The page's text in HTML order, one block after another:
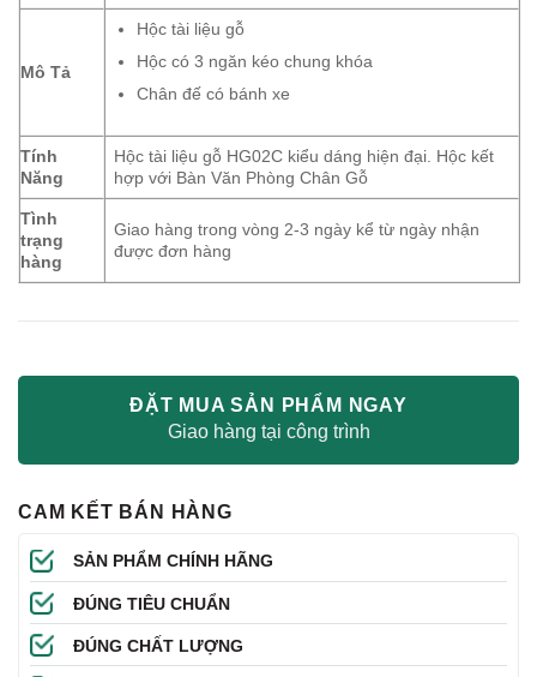
Mô Tả
Hộc tài liệu gỗ
Hộc có 3 ngăn kéo chung khóa
Chân đế có bánh xe
Tính
Năng
Hộc tài liệu gỗ HG02C kiểu dáng hiện đại. Hộc kết
hợp với Bàn Văn Phòng Chân Gỗ
Tình
trạng
hàng
Giao hàng trong vòng 2-3 ngày kể từ ngày nhận
được đơn hàng
ĐẶT MUA SẢN PHẨM NGAY
Giao hàng tại công trình
CAM KẾT BÁN HÀNG
SẢN PHẨM CHÍNH HÃNG
ĐÚNG TIÊU CHUẨN
ĐÚNG CHẤT LƯỢNG